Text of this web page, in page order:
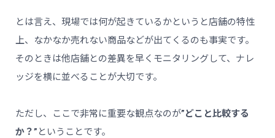
とは言え、現場では何が起きているかというと店舗の特性
上、なかなか売れない商品などが出てくるのも事実です。
そのときは他店舗との差異を早くモニタリングして、ナレ
ッジを横に並べることが大切です。
ただし、ここで非常に重要な観点なのが”どこと比較する
か？” ということです。